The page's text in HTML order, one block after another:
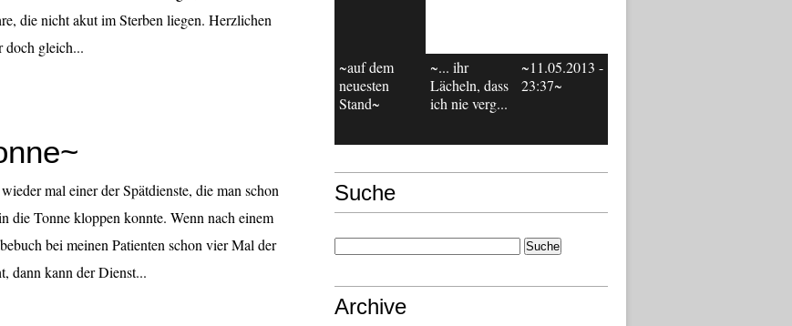
die nicht akut im Sterben liegen. Herzlichen
doch gleich...
mal einer der Spätdienste, die man schon
die Tonne kloppen konnte. Wenn nach einem
bei meinen Patienten schon vier Mal der
dann kann der Dienst...
~auf dem
neuesten
Stand~
~... ihr
Lächeln, dass
ich nie verg...
~11.05.2013 -
23:37~
Suche
Archive